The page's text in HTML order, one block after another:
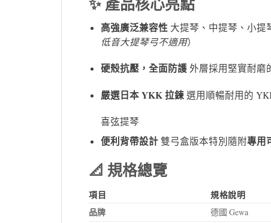
高強廣泛兼容性 大提琴、中提琴、小提
低音大提琴弓不適用）
硬殼抗壓，全面防護 外層採用堅實耐磨
嚴選日本 YKK 拉鍊 選用順暢耐用的
喜弦提琴
便利背帶設計 雙弓盒版本特別隨附專用
📐 規格總覽
項目
規格說明
品牌
德國 Gewa